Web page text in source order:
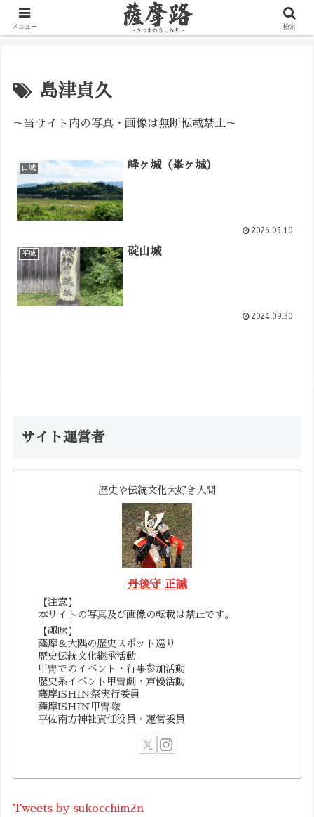
写真で辿る薩摩の歴史路
島津貞久
～当サイト内の写真・画像は無断転載禁止～
山城 峰ヶ城（峯ヶ城）
2026.05.10
平城 碇山城
2024.09.30
サイト運営者
歴史や伝統文化大好き人間
丹後守 正誠
【注意】
本サイトの写真及び画像の転載は禁止です。
【趣味】
薩摩＆大隅の歴史スポット巡り
歴史伝統文化継承活動
甲冑でのイベント・行事参加活動
歴史系イベント甲冑劇・声優活動
薩摩ISHIN祭実行委員
薩摩ISHIN甲冑隊
平佐南方神社責任役員・運営委員
Tweets by sukocchim2n
メニュー 検索